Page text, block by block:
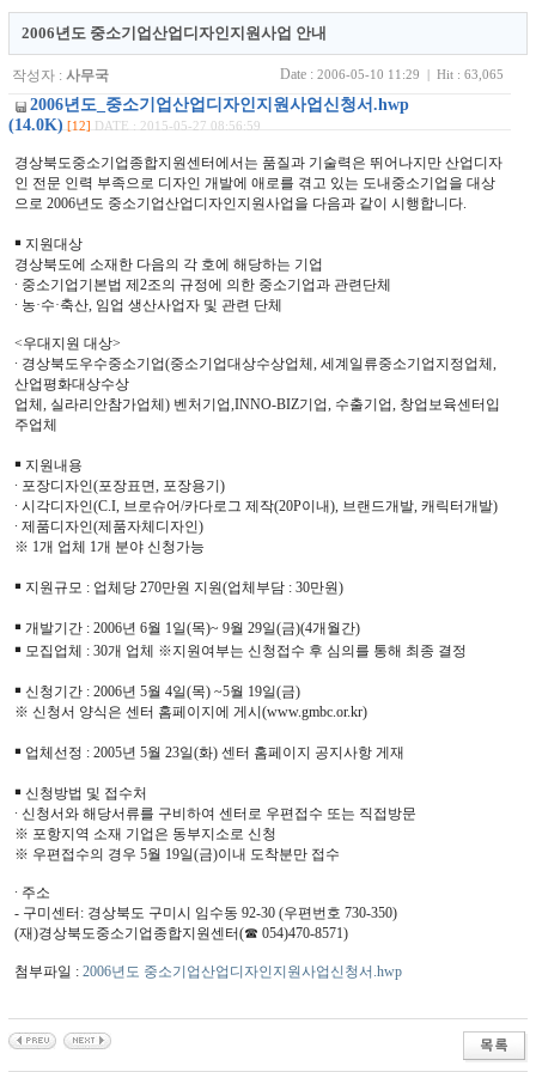
2006년도 중소기업산업디자인지원사업 안내
작성자 : 사무국 Date : 2006-05-10 11:29 | Hit : 63,065
2006년도_중소기업산업디자인지원사업신청서.hwp
(14.0K) [12] DATE : 2015-05-27 08:56:59
경상북도중소기업종합지원센터에서는 품질과 기술력은 뛰어나지만 산업디자
인 전문 인력 부족으로 디자인 개발에 애로를 겪고 있는 도내중소기업을 대상
으로 2006년도 중소기업산업디자인지원사업을 다음과 같이 시행합니다.
￭ 지원대상
경상북도에 소재한 다음의 각 호에 해당하는 기업
∙ 중소기업기본법 제2조의 규정에 의한 중소기업과 관련단체
∙ 농·수·축산, 임업 생산사업자 및 관련 단체
<우대지원 대상>
∙ 경상북도우수중소기업(중소기업대상수상업체, 세계일류중소기업지정업체,
산업평화대상수상
업체, 실라리안참가업체) 벤처기업,INNO-BIZ기업, 수출기업, 창업보육센터입
주업체
￭ 지원내용
∙ 포장디자인(포장표면, 포장용기)
∙ 시각디자인(C.I, 브로슈어/카다로그 제작(20P이내), 브랜드개발, 캐릭터개발)
∙ 제품디자인(제품자체디자인)
※ 1개 업체 1개 분야 신청가능
￭ 지원규모 : 업체당 270만원 지원(업체부담 : 30만원)
￭ 개발기간 : 2006년 6월 1일(목)~ 9월 29일(금)(4개월간)
￭ 모집업체 : 30개 업체 ※지원여부는 신청접수 후 심의를 통해 최종 결정
￭ 신청기간 : 2006년 5월 4일(목) ~5월 19일(금)
※ 신청서 양식은 센터 홈페이지에 게시(www.gmbc.or.kr)
￭ 업체선정 : 2005년 5월 23일(화) 센터 홈페이지 공지사항 게재
￭ 신청방법 및 접수처
∙ 신청서와 해당서류를 구비하여 센터로 우편접수 또는 직접방문
※ 포항지역 소재 기업은 동부지소로 신청
※ 우편접수의 경우 5월 19일(금)이내 도착분만 접수
∙ 주소
- 구미센터: 경상북도 구미시 임수동 92-30 (우편번호 730-350)
(재)경상북도중소기업종합지원센터(☎ 054)470-8571)
첨부파일 : 2006년도 중소기업산업디자인지원사업신청서.hwp